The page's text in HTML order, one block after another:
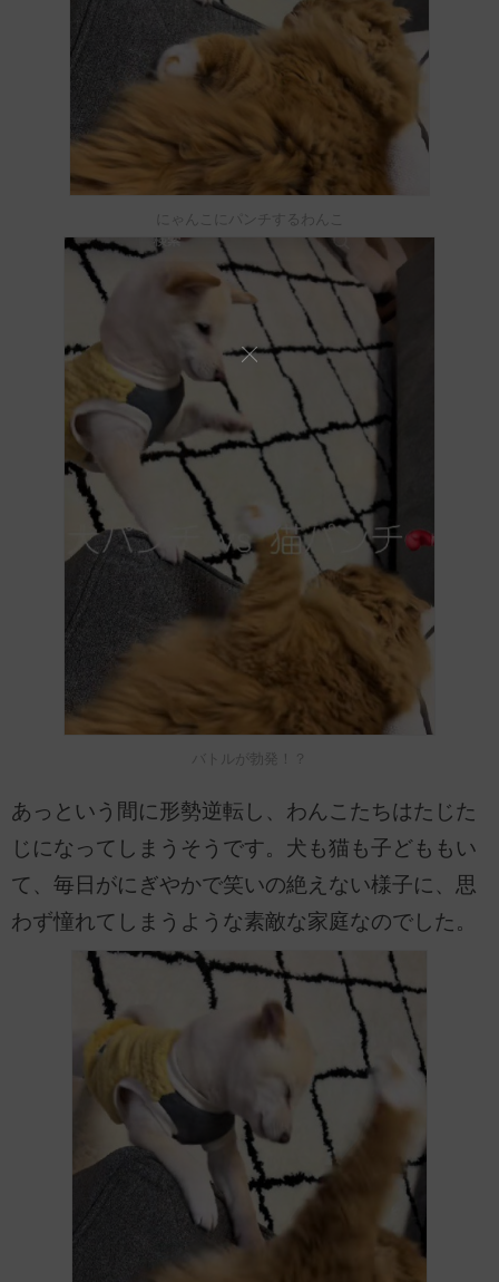
にゃんこにパンチするわんこ
バトルが勃発！？
あっという間に形勢逆転し、わんこたちはたじた
じになってしまうそうです。犬も猫も子どももい
て、毎日がにぎやかで笑いの絶えない様子に、思
わず憧れてしまうような素敵な家庭なのでした。